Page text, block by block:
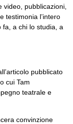
video, pubblicazioni,
testimonia l’intero
a chi lo studia, a
pubblicato
cui Tam
teatrale e
convinzione